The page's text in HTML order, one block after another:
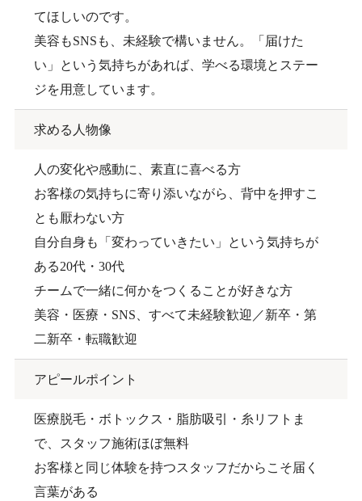
てほしいのです。
美容もSNSも、未経験で構いません。「届けた
い」という気持ちがあれば、学べる環境とステー
ジを用意しています。
求める人物像
人の変化や感動に、素直に喜べる方
お客様の気持ちに寄り添いながら、背中を押すこ
とも厭わない方
自分自身も「変わっていきたい」という気持ちが
ある20代・30代
チームで一緒に何かをつくることが好きな方
美容・医療・SNS、すべて未経験歓迎／新卒・第
二新卒・転職歓迎
アピールポイント
医療脱毛・ボトックス・脂肪吸引・糸リフトま
で、スタッフ施術ほぼ無料
お客様と同じ体験を持つスタッフだからこそ届く
言葉がある